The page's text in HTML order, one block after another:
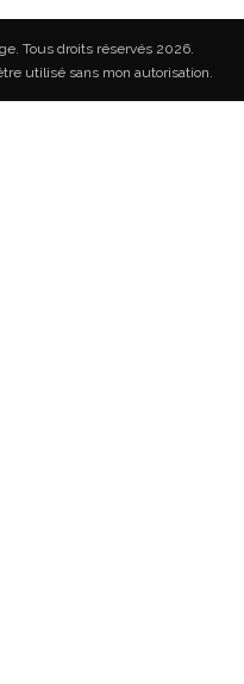
Tous droits réservés 2026.
utilisé sans mon autorisation.